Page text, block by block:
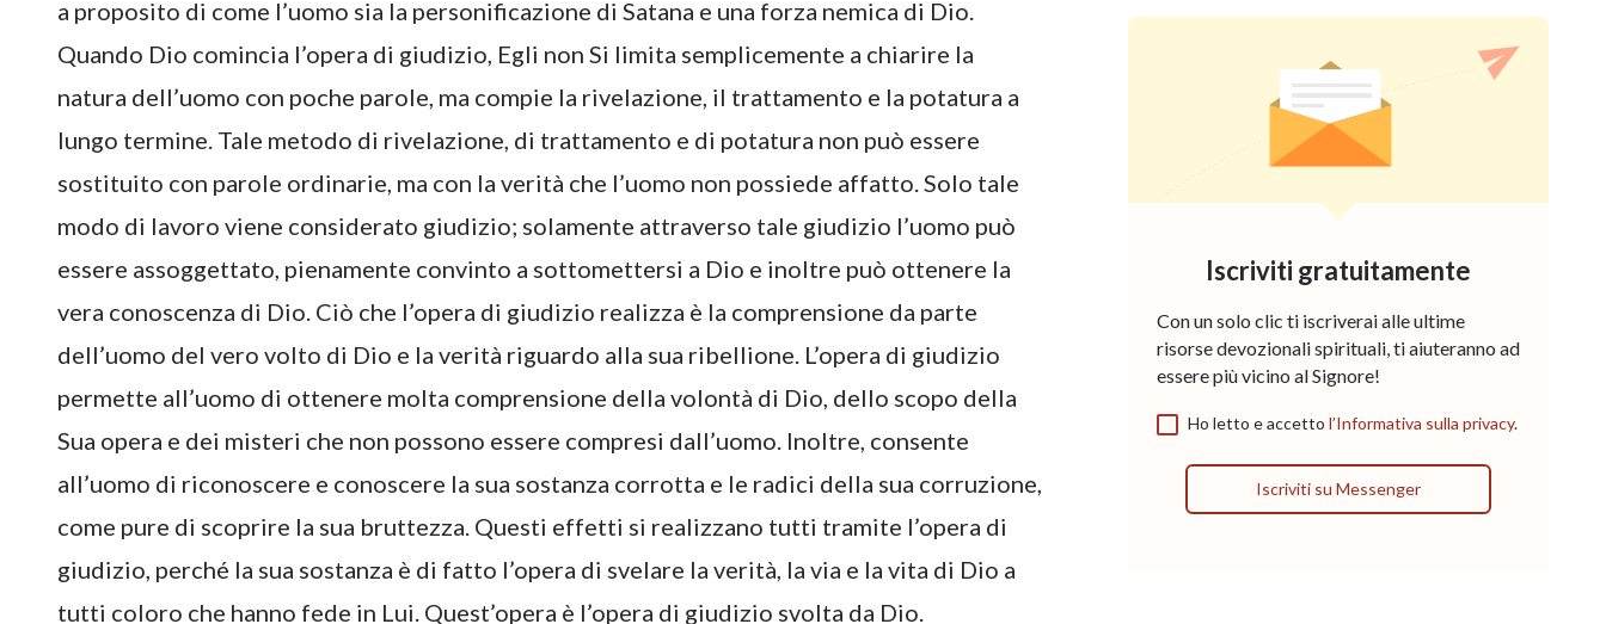
a proposito di come l’uomo sia la personificazione di Satana e una forza nemica di Dio.
Quando Dio comincia l’opera di giudizio, Egli non Si limita semplicemente a chiarire la
natura dell’uomo con poche parole, ma compie la rivelazione, il trattamento e la potatura a
lungo termine. Tale metodo di rivelazione, di trattamento e di potatura non può essere
sostituito con parole ordinarie, ma con la verità che l’uomo non possiede affatto. Solo tale
modo di lavoro viene considerato giudizio; solamente attraverso tale giudizio l’uomo può
essere assoggettato, pienamente convinto a sottomettersi a Dio e inoltre può ottenere la
vera conoscenza di Dio. Ciò che l’opera di giudizio realizza è la comprensione da parte
dell’uomo del vero volto di Dio e la verità riguardo alla sua ribellione. L’opera di giudizio
permette all’uomo di ottenere molta comprensione della volontà di Dio, dello scopo della
Sua opera e dei misteri che non possono essere compresi dall’uomo. Inoltre, consente
all’uomo di riconoscere e conoscere la sua sostanza corrotta e le radici della sua corruzione,
come pure di scoprire la sua bruttezza. Questi effetti si realizzano tutti tramite l’opera di
giudizio, perché la sua sostanza è di fatto l’opera di svelare la verità, la via e la vita di Dio a
tutti coloro che hanno fede in Lui. Quest’opera è l’opera di giudizio svolta da Dio.
Iscriviti gratuitamente
Con un solo clic ti iscriverai alle ultime
risorse devozionali spirituali, ti aiuteranno ad
essere più vicino al Signore!
Ho letto e accetto l’Informativa sulla privacy.
Iscriviti su Messenger